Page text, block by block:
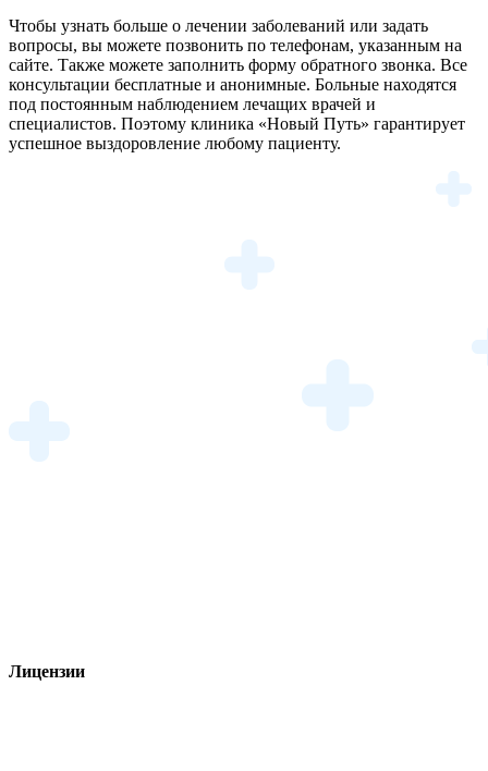
Чтобы узнать больше о лечении заболеваний или задать
вопросы, вы можете позвонить по телефонам, указанным на
сайте. Также можете заполнить форму обратного звонка. Все
консультации бесплатные и анонимные. Больные находятся
под постоянным наблюдением лечащих врачей и
специалистов. Поэтому клиника «Новый Путь» гарантирует
успешное выздоровление любому пациенту.
Лицензии